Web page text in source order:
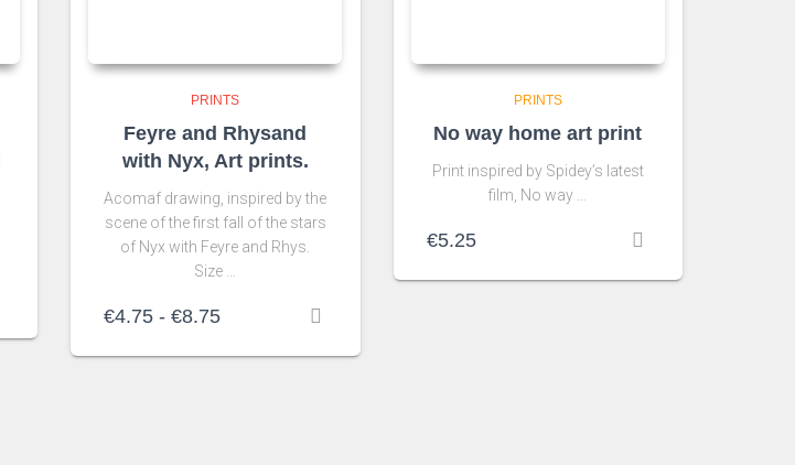
PRINTS
Feyre and Rhysand
with Nyx, Art prints.
Acomaf drawing, inspired by the
scene of the first fall of the stars
of Nyx with Feyre and Rhys.
Size …
€4.75 - €8.75Rango
precios:
PRINTS
No way home art print
Print inspired by Spidey’s latest
film, No way …
€5.25